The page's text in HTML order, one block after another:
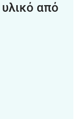
από